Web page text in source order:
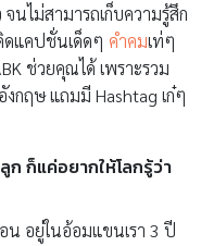
นไม่สามารถเก็บความรู้สึก
ดแคปชั่นเด็ดๆ คำคมเท่ๆ
ช่วยคุณได้ เพราะรวม
กฤษ แถมมี Hashtag เก๋ๆ
ก็แค่อยากให้โลกรู้ว่า
น อยู่ในอ้อมแขนเรา 3 ปี